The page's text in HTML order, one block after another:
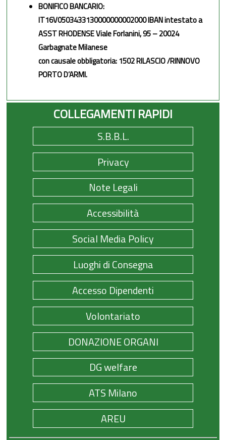
BONIFICO BANCARIO:
IT16V0503433130000000002000 IBAN intestato a
ASST RHODENSE Viale Forlanini, 95 – 20024
Garbagnate Milanese
con causale obbligatoria: 1502 RILASCIO /RINNOVO
PORTO D’ARMI.
COLLEGAMENTI RAPIDI
S.B.B.L.
Privacy
Note Legali
Accessibilità
Social Media Policy
Luoghi di Consegna
Accesso Dipendenti
Volontariato
DONAZIONE ORGANI
DG welfare
ATS Milano
AREU